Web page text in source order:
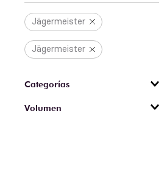
Jägermeister
Jägermeister
Volumen